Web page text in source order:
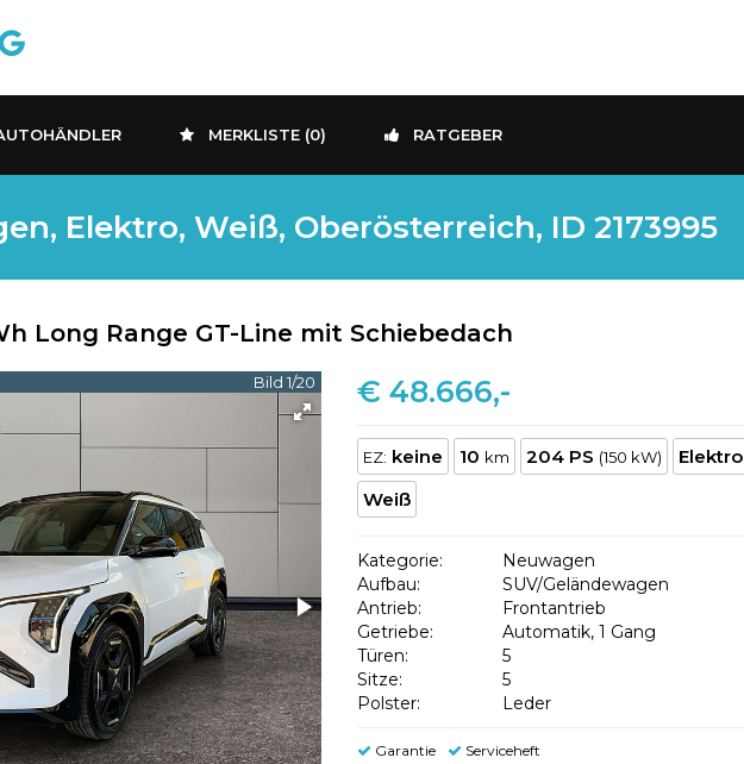
MERKLISTE (0) RATGEBER
Elektro, Weiß, Oberösterreich, ID 2173995
Long Range GT-Line mit Schiebedach
Bild 1/20 € 48.666,-
EZ: keine 10 km 204 PS (150 kW)
Elektro
Weiß
Kategorie:
Neuwagen
Aufbau:
SUV/Geländewagen
Antrieb:
Frontantrieb
Getriebe:
Automatik, 1 Gang
Türen:
5
Sitze:
5
Polster:
Leder
Garantie Serviceheft